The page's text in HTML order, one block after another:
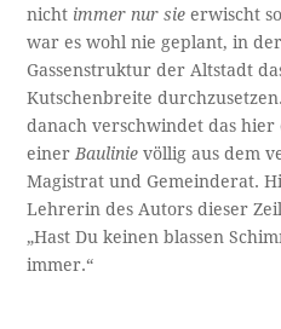
nicht immer nur sie erwischt
war es wohl nie geplant, in
Gassenstruktur der Altstadt
Kutschenbreite
danach verschwindet das
einerBaulinie völlig aus dem
Magistrat und Gemeinderat.
Lehrerin des Autors dieser
„Hast Du keinen blassen
immer.“